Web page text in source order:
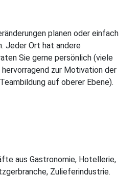
planen oder einfach
Jeder Ort hat andere
Sie gerne persönlich (viele
hervorragend zur Motivation der
auf oberer Ebene).
aus Gastronomie, Hotellerie,
Zulieferindustrie.